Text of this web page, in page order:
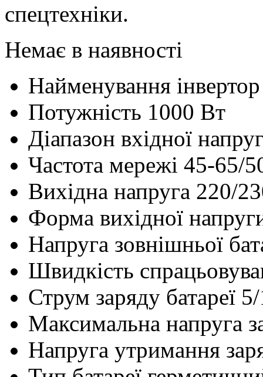
спецтехніки.
Немає в наявності
Найменування
Потужність 1000 Вт
Діапазон вхідної
Частота мережі 45-65/
Вихідна напруга 220/
Форма вихідної
Напруга зовнішньої
Швидкість
Струм заряду батареї
Максимальна напруга
Напруга утримання